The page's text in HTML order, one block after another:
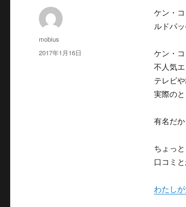
ケン・
ルドパ
ケン・
不人気
テレビ
実際の
有名だ
ちょっ
口コミ
わたし
投
稿
mobius
投
2017年1月16日